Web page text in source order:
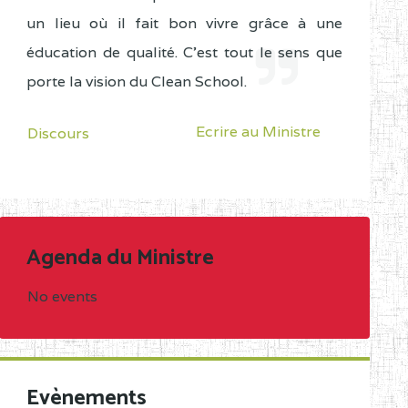
un lieu où il fait bon vivre grâce à une
éducation de qualité. C'est tout le sens que
porte la vision du Clean School.
Discours Ecrire au Ministre
Agenda du Ministre
No events
Evènements